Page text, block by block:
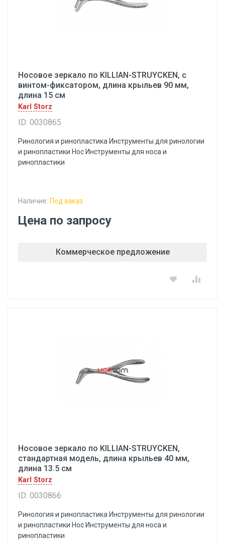
Носовое зеркало по KILLIAN-STRUYCKEN, с
винтом-фиксатором, длина крыльев 90 мм,
длина 15 см
Karl Storz
ID: 0030865
Ринология и ринопластика Инструменты для ринологии
и ринопластики Hoc Инструменты для носа и
ринопластики
Наличие: Под заказ
Цена по запросу
Коммерческое предложение
Носовое зеркало по KILLIAN-STRUYCKEN,
стандартная модель, длина крыльев 40 мм,
длина 13.5 см
Karl Storz
ID: 0030866
Ринология и ринопластика Инструменты для ринологии
и ринопластики Hoc Инструменты для носа и
ринопластики